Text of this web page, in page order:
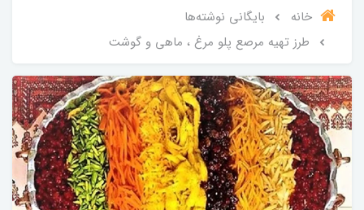
خانه
بایگانی نوشته‌ها
طرز تهیه مرصع پلو مرغ ، ماهی و گوشت